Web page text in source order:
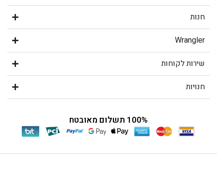
חנות
Wrangler
שירות לקוחות
חנויות
100% תשלום מאובטח